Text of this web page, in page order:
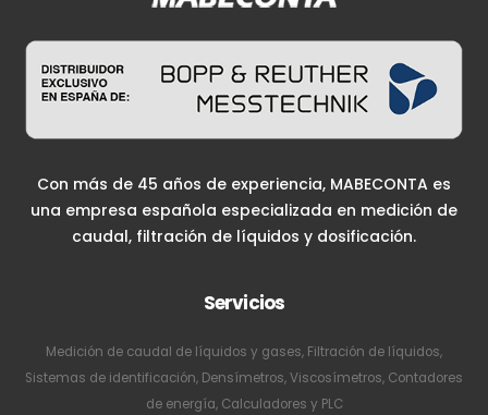
Con más de 45 años de experiencia, MABECONTA es
una empresa española especializada en medición de
caudal, filtración de líquidos y dosificación.
Servicios
Medición de caudal de líquidos y gases, Filtración de líquidos,
Sistemas de identificación, Densímetros, Viscosímetros, Contadores
de energía, Calculadores y PLC